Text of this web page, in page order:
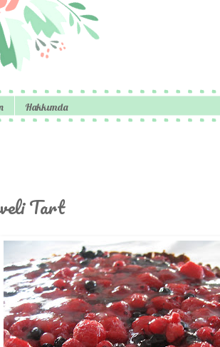
Hakkımda
Tart